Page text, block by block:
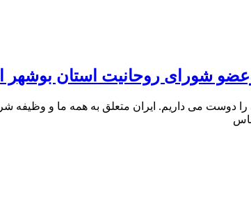
شورای روحانیت استان بوشهر
می داریم. ایران متعلق به همه ما و وظیفه